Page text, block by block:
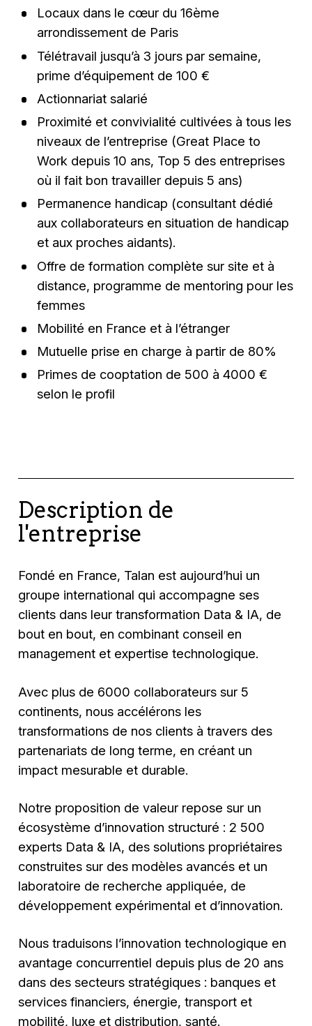
Locaux dans le cœur du 16ème
arrondissement de Paris
Télétravail jusqu’à 3 jours par semaine,
prime d’équipement de 100 €
Actionnariat salarié
Proximité et convivialité cultivées à tous les
niveaux de l’entreprise (Great Place to
Work depuis 10 ans, Top 5 des entreprises
où il fait bon travailler depuis 5 ans)
Permanence handicap (consultant dédié
aux collaborateurs en situation de handicap
et aux proches aidants).
Offre de formation complète sur site et à
distance, programme de mentoring pour les
femmes
Mobilité en France et à l’étranger
Mutuelle prise en charge à partir de 80%
Primes de cooptation de 500 à 4000 €
selon le profil
Description de
l'entreprise
Fondé en France, Talan est aujourd’hui un
groupe international qui accompagne ses
clients dans leur transformation Data & IA, de
bout en bout, en combinant conseil en
management et expertise technologique.
Avec plus de 6000 collaborateurs sur 5
continents, nous accélérons les
transformations de nos clients à travers des
partenariats de long terme, en créant un
impact mesurable et durable.
Notre proposition de valeur repose sur un
écosystème d’innovation structuré : 2 500
experts Data & IA, des solutions propriétaires
construites sur des modèles avancés et un
laboratoire de recherche appliquée, de
développement expérimental et d’innovation.
Nous traduisons l’innovation technologique en
avantage concurrentiel depuis plus de 20 ans
dans des secteurs stratégiques : banques et
services financiers, énergie, transport et
mobilité, luxe et distribution, santé.